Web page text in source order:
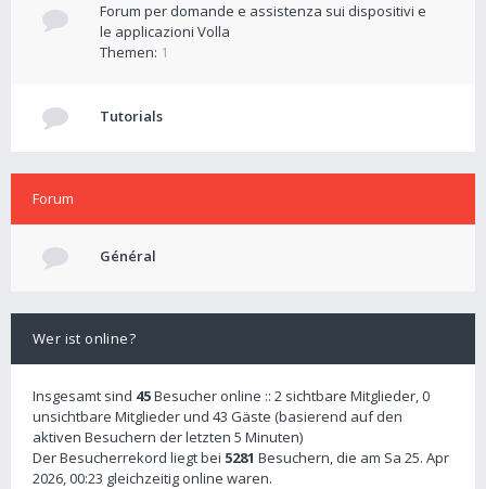
Forum per domande e assistenza sui dispositivi e
le applicazioni Volla
Themen: 1
Tutorials
Forum
Général
Wer ist online?
Insgesamt sind 45Besucher online :: 2 sichtbare Mitglieder, 0
unsichtbare Mitglieder und 43 Gäste (basierend auf den
aktiven Besuchern der letzten 5 Minuten)
Der Besucherrekord liegt bei 5281 Besuchern, die am Sa 25. Apr
2026, 00:23 gleichzeitig online waren.